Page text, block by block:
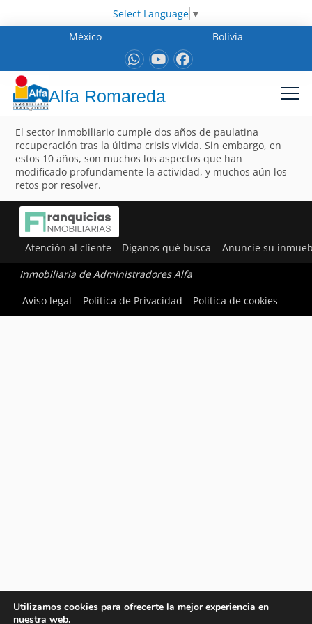
Select Language ▼
México
Bolivia
Alfa Romareda
El sector inmobiliario cumple dos años de paulatina
recuperación tras la última crisis vivida. Sin embargo, en
estos 10 años, son muchos los aspectos que han
modificado profundamente la actividad, y muchos aún los
retos por resolver.
Atención al cliente Díganos qué busca Anuncie su
Inmobiliaria de Administradores Alfa
Aviso legal
Política de Privacidad Política de cookies
Utilizamos cookies para ofrecerte la mejor experiencia en
nuestra web.